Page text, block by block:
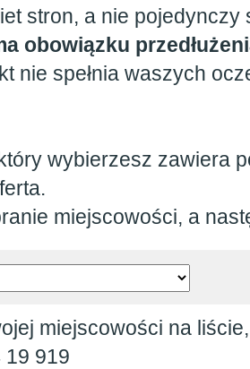
stron, a nie pojedynczy
obowiązku
nie spełnia waszych
wybierzesz zawiera
miejscowości, a
miejscowości na
19 919